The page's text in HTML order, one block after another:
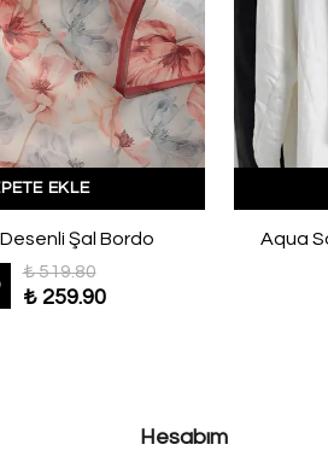
EKLE
Şal Bordo
₺ 519.80
₺ 259.90
Aqua
Hesabım